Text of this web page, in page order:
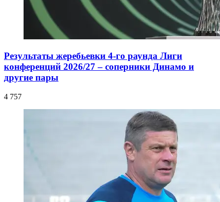
Результаты жеребьевки 4-го раунда Лиги
конференций 2026/27 – соперники Динамо и
другие пары
4 757